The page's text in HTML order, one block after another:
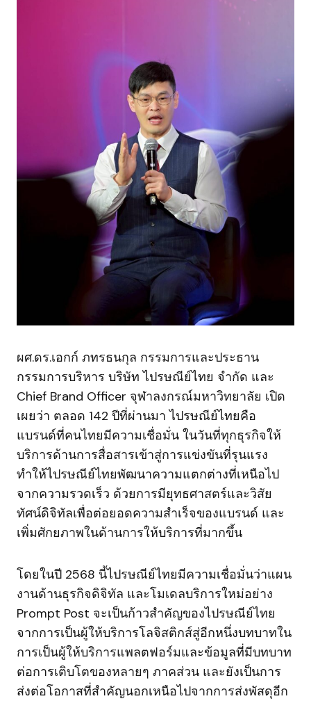
ผศ.ดร.เอกก์ ภทรธนกุล กรรมการและประธาน
กรรมการบริหาร บริษัท ไปรษณีย์ไทย จำกัด และ
Chief Brand Officer จุฬาลงกรณ์มหาวิทยาลัย เปิด
เผยว่า ตลอด 142 ปีที่ผ่านมา ไปรษณีย์ไทยคือ
แบรนด์ที่คนไทยมีความเชื่อมั่น ในวันที่ทุกธุรกิจให้
บริการด้านการสื่อสารเข้าสู่การแข่งขันที่รุนแรง
ทำให้ไปรษณีย์ไทยพัฒนาความแตกต่างที่เหนือไป
จากความรวดเร็ว ด้วยการมียุทธศาสตร์และวิสัย
ทัศน์ดิจิทัลเพื่อต่อยอดความสำเร็จของแบรนด์ และ
เพิ่มศักยภาพในด้านการให้บริการที่มากขึ้น
โดยในปี 2568 นี้ไปรษณีย์ไทยมีความเชื่อมั่นว่าแผน
งานด้านธุรกิจดิจิทัล และโมเดลบริการใหม่อย่าง
Prompt Post จะเป็นก้าวสำคัญของไปรษณีย์ไทย
จากการเป็นผู้ให้บริการโลจิสติกส์สู่อีกหนึ่งบทบาทใน
การเป็นผู้ให้บริการแพลตฟอร์มและข้อมูลที่มีบทบาท
ต่อการเติบโตของหลายๆ ภาคส่วน และยังเป็นการ
ส่งต่อโอกาสที่สำคัญนอกเหนือไปจากการส่งพัสดุอีก